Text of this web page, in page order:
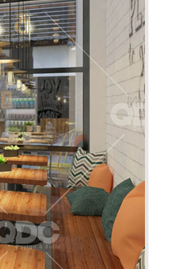
LA
Phê La - Biên Hòa tọa lạc trên
Thị Sáu sầm uất...
Chi tiết